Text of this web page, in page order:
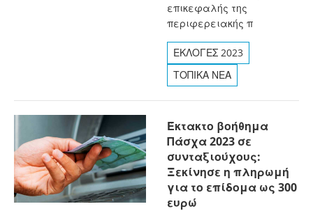
επικεφαλής της
περιφερειακής π
ΕΚΛΟΓΕΣ 2023
ΤΟΠΙΚΑ ΝΕΑ
Έκτακτο βοήθημα
Πάσχα 2023 σε
συνταξιούχους:
Ξεκίνησε η πληρωμή
για το επίδομα ως 300
ευρώ